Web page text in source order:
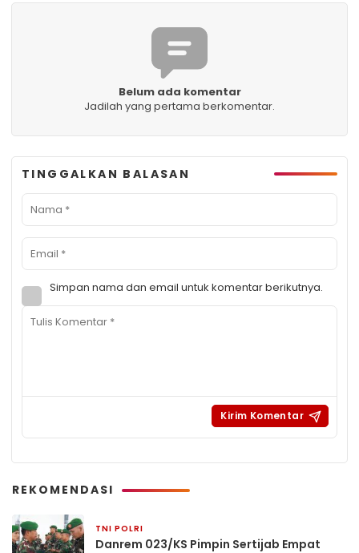
Belum ada komentar
Jadilah yang pertama berkomentar.
TINGGALKAN BALASAN
Simpan nama dan email untuk komentar berikutnya.
REKOMENDASI
TNI POLRI
Danrem 023/KS Pimpin Sertijab Empat